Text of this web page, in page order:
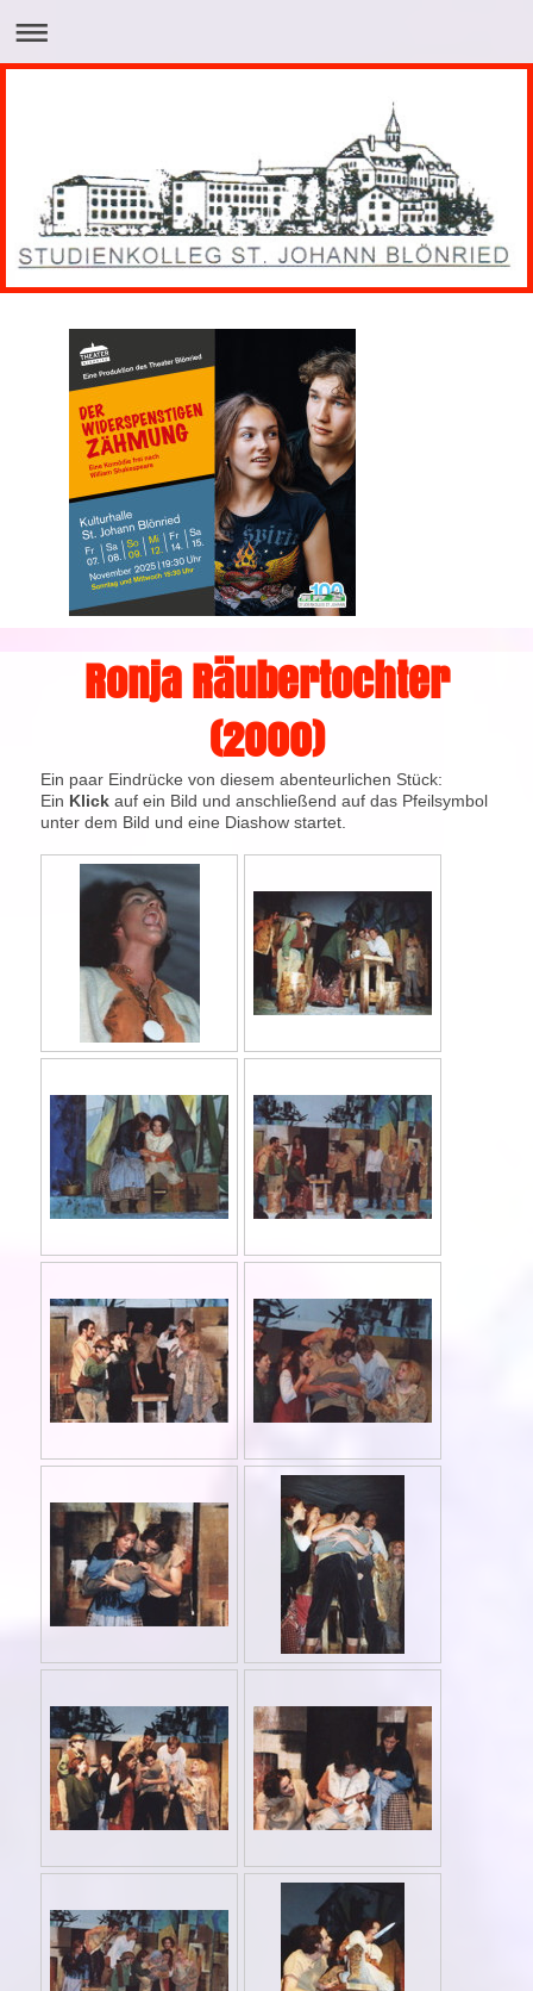
Ronja Räubertochter
(2000)
Ein paar Eindrücke von diesem abenteurlichen Stück:
Ein Klick auf ein Bild und anschließend auf das Pfeilsymbol
unter dem Bild und eine Diashow startet.